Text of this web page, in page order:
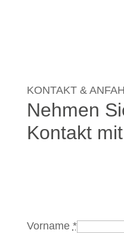
KONTAKT &
Nehmen
Kontakt
Vorname *